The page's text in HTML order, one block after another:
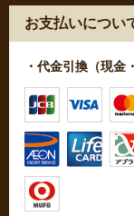
お支払いについ
・代金引換（現金